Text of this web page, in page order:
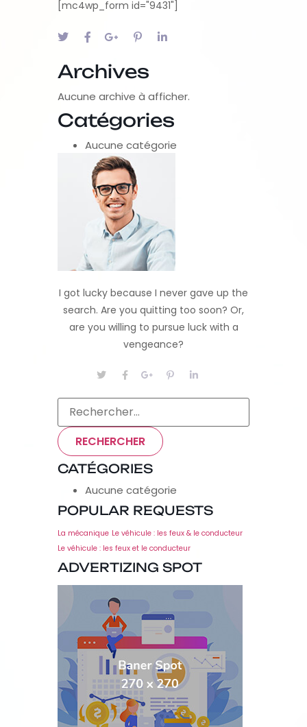
[mc4wp_form id="9431"]
Archives
Aucune archive à afficher.
Catégories
Aucune catégorie
I got lucky because I never gave up the
search. Are you quitting too soon? Or,
are you willing to pursue luck with a
vengeance?
CATÉGORIES
Aucune catégorie
POPULAR REQUESTS
La mécanique Le véhicule : les feux & le conducteur
Le véhicule : les feux et le conducteur
ADVERTIZING SPOT